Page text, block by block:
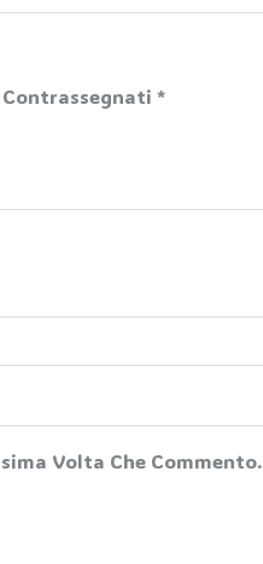
Contrassegnati*
Volta Che Commento.